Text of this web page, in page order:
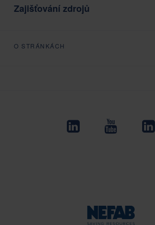
Zajišťování zdrojů
O STRÁNKÁCH